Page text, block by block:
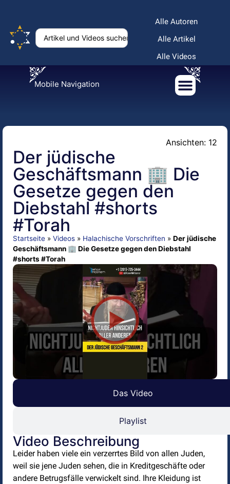
Alle Autoren
Alle Artikel
Alle Videos
Mobile Navigation
Ansichten: 12
Der jüdische
Geschäftsmann 🏢 Die
Gesetze gegen den
Diebstahl #shorts
#Torah
Startseite » Videos » Halachische Vorschriften » Der jüdische
Geschäftsmann 🏢 Die Gesetze gegen den Diebstahl
#shorts #Torah
Das Video
Playlist
Video Beschreibung
Leider haben viele ein verzerrtes Bild von allen Juden,
weil sie jene Juden sehen, die in Kreditgeschäfte oder
andere Betrugsfälle verwickelt sind. Ihre Kleidung ist